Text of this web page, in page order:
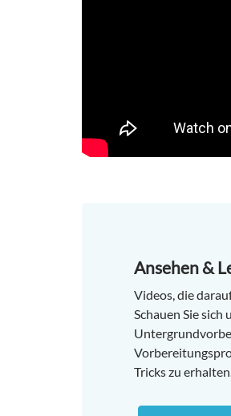
Ansehen &
Videos, die
Schauen Sie
Tricks zu